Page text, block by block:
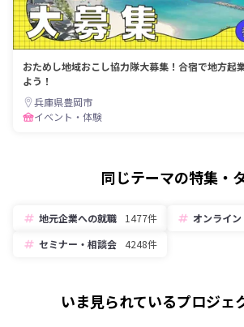
おためし地域おこし協力隊大募集！合宿で地方起
よう！
兵庫県豊岡市
イベント・体験
同じテーマの特集・
地元企業への就職 1477件 オンライン
セミナー・相談会
4248件
いま見られているプロジェ